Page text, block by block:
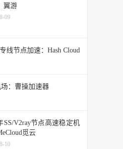
翼游
09
线节点加速：Hash Cloud
场：曹操加速器
SS/V2ray节点高速稳定机
觅云
10